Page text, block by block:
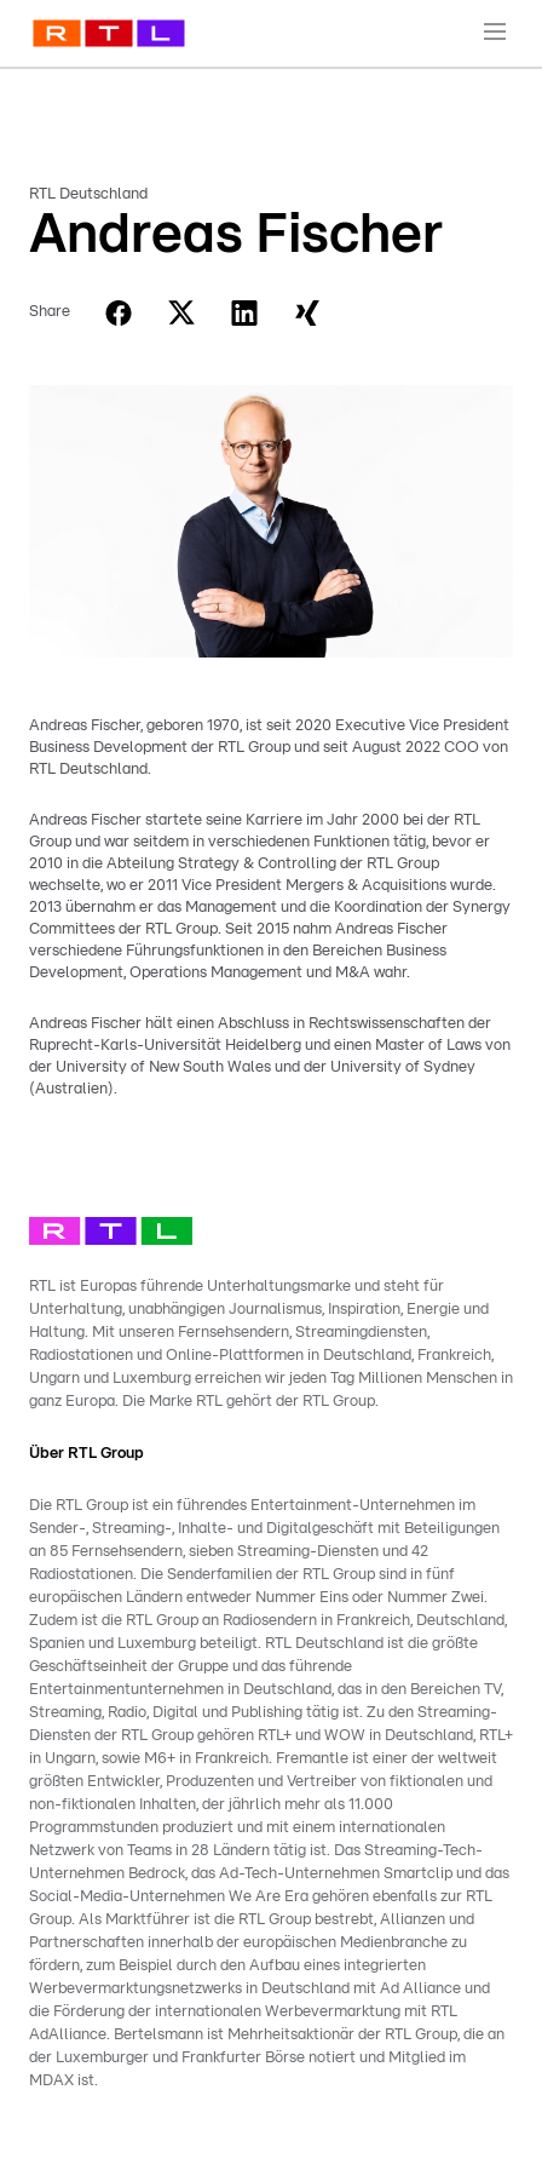
RTL Deutschland
Andreas Fischer
Share
Andreas Fischer, geboren 1970, ist seit 2020 Executive Vice President
Business Development der RTL Group und seit August 2022 COO von
RTL Deutschland.
Andreas Fischer startete seine Karriere im Jahr 2000 bei der RTL
Group und war seitdem in verschiedenen Funktionen tätig, bevor er
2010 in die Abteilung Strategy & Controlling der RTL Group
wechselte, wo er 2011 Vice President Mergers & Acquisitions wurde.
2013 übernahm er das Management und die Koordination der Synergy
Committees der RTL Group. Seit 2015 nahm Andreas Fischer
verschiedene Führungsfunktionen in den Bereichen Business
Development, Operations Management und M&A wahr.
Andreas Fischer hält einen Abschluss in Rechtswissenschaften der
Ruprecht-Karls-Universität Heidelberg und einen Master of Laws von
der University of New South Wales und der University of Sydney
(Australien).
RTL ist Europas führende Unterhaltungsmarke und steht für
Unterhaltung, unabhängigen Journalismus, Inspiration, Energie und
Haltung. Mit unseren Fernsehsendern, Streamingdiensten,
Radiostationen und Online-Plattformen in Deutschland, Frankreich,
Ungarn und Luxemburg erreichen wir jeden Tag Millionen Menschen in
ganz Europa. Die Marke RTL gehört der RTL Group.
Über RTL Group
Die RTL Group ist ein führendes Entertainment-Unternehmen im
Sender-, Streaming-, Inhalte- und Digitalgeschäft mit Beteiligungen
an 85 Fernsehsendern, sieben Streaming-Diensten und 42
Radiostationen. Die Senderfamilien der RTL Group sind in fünf
europäischen Ländern entweder Nummer Eins oder Nummer Zwei.
Zudem ist die RTL Group an Radiosendern in Frankreich, Deutschland,
Spanien und Luxemburg beteiligt. RTL Deutschland ist die größte
Geschäftseinheit der Gruppe und das führende
Entertainmentunternehmen in Deutschland, das in den Bereichen TV,
Streaming, Radio, Digital und Publishing tätig ist. Zu den Streaming-
Diensten der RTL Group gehören RTL+ und WOW in Deutschland, RTL+
in Ungarn, sowie M6+ in Frankreich. Fremantle ist einer der weltweit
größten Entwickler, Produzenten und Vertreiber von fiktionalen und
non-fiktionalen Inhalten, der jährlich mehr als 11.000
Programmstunden produziert und mit einem internationalen
Netzwerk von Teams in 28 Ländern tätig ist. Das Streaming-Tech-
Unternehmen Bedrock, das Ad-Tech-Unternehmen Smartclip und das
Social-Media-Unternehmen We Are Era gehören ebenfalls zur RTL
Group. Als Marktführer ist die RTL Group bestrebt, Allianzen und
Partnerschaften innerhalb der europäischen Medienbranche zu
fördern, zum Beispiel durch den Aufbau eines integrierten
Werbevermarktungsnetzwerks in Deutschland mit Ad Alliance und
die Förderung der internationalen Werbevermarktung mit RTL
AdAlliance. Bertelsmann ist Mehrheitsaktionär der RTL Group, die an
der Luxemburger und Frankfurter Börse notiert und Mitglied im
MDAX ist.